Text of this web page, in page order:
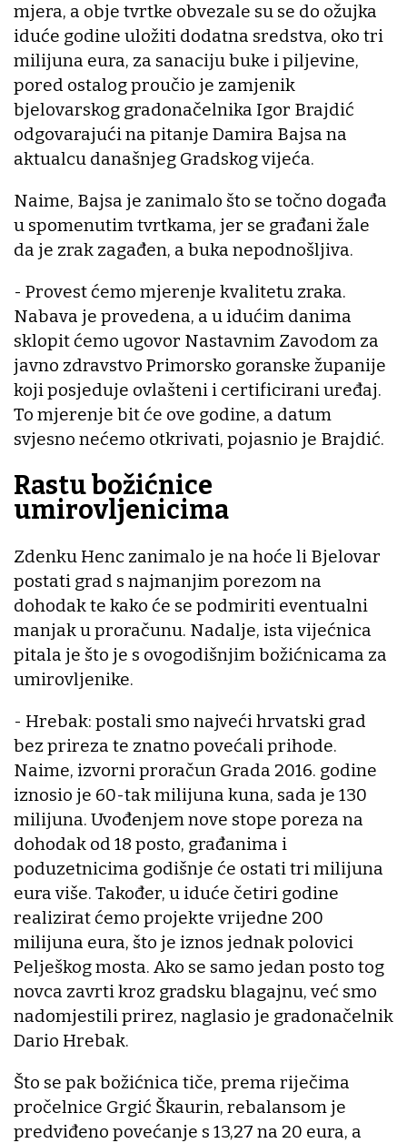
mjera, a obje tvrtke obvezale su se do ožujka
iduće godine uložiti dodatna sredstva, oko tri
milijuna eura, za sanaciju buke i piljevine,
pored ostalog proučio je zamjenik
bjelovarskog gradonačelnika Igor Brajdić
odgovarajući na pitanje Damira Bajsa na
aktualcu današnjeg Gradskog vijeća.
Naime, Bajsa je zanimalo što se točno događa
u spomenutim tvrtkama, jer se građani žale
da je zrak zagađen, a buka nepodnošljiva.
- Provest ćemo mjerenje kvalitetu zraka.
Nabava je provedena, a u idućim danima
sklopit ćemo ugovor Nastavnim Zavodom za
javno zdravstvo Primorsko goranske županije
koji posjeduje ovlašteni i certificirani uređaj.
To mjerenje bit će ove godine, a datum
svjesno nećemo otkrivati, pojasnio je Brajdić.
Rastu božićnice
umirovljenicima
Zdenku Henc zanimalo je na hoće li Bjelovar
postati grad s najmanjim porezom na
dohodak te kako će se podmiriti eventualni
manjak u proračunu. Nadalje, ista vijećnica
pitala je što je s ovogodišnjim božićnicama za
umirovljenike.
- Hrebak: postali smo najveći hrvatski grad
bez prireza te znatno povećali prihode.
Naime, izvorni proračun Grada 2016. godine
iznosio je 60-tak milijuna kuna, sada je 130
milijuna. Uvođenjem nove stope poreza na
dohodak od 18 posto, građanima i
poduzetnicima godišnje će ostati tri milijuna
eura više. Također, u iduće četiri godine
realizirat ćemo projekte vrijedne 200
milijuna eura, što je iznos jednak polovici
Pelješkog mosta. Ako se samo jedan posto tog
novca zavrti kroz gradsku blagajnu, već smo
nadomjestili prirez, naglasio je gradonačelnik
Dario Hrebak.
Što se pak božićnica tiče, prema riječima
pročelnice Grgić Škaurin, rebalansom je
predviđeno povećanje s 13,27 na 20 eura, a